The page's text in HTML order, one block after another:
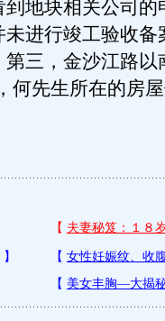
地块相关公司的
进行竣工验收备
三，金沙江路以
何先生所在的房